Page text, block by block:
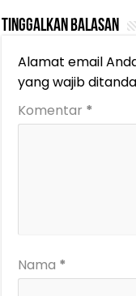
Tinggalkan Balasan
Alamat email
yang wajib
Komentar *
Nama *